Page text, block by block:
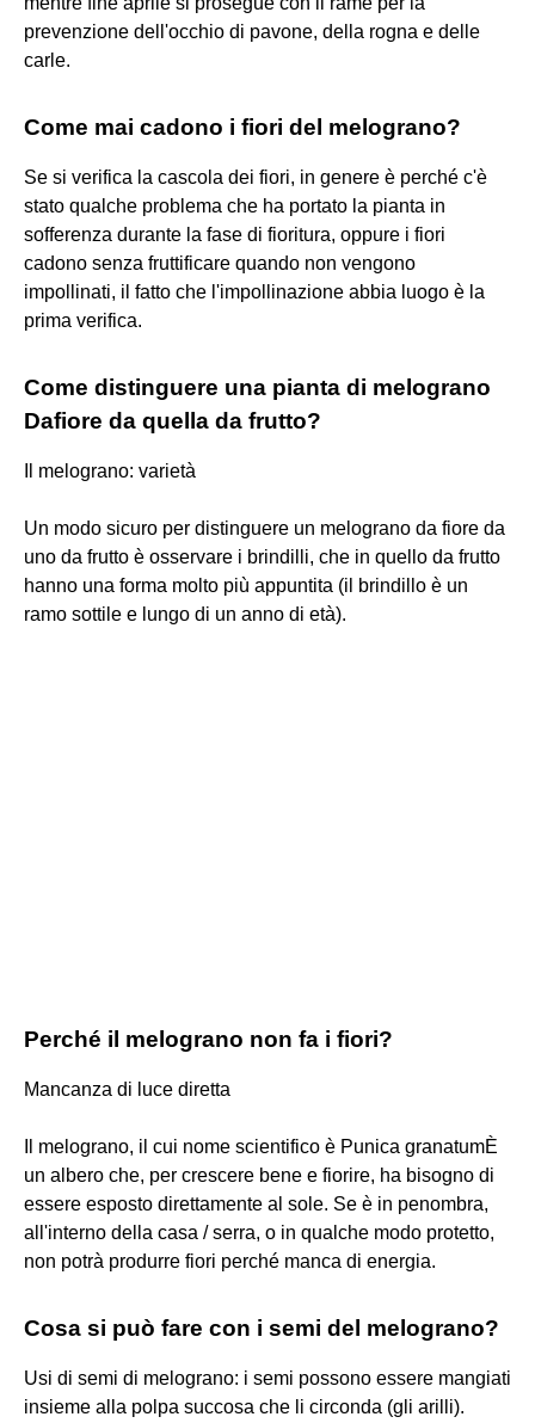
prevenzione dell'occhio di pavone, della rogna e delle
carle.
Come mai cadono i fiori del melograno?
Se si verifica la cascola dei fiori, in genere è perché c'è
stato qualche problema che ha portato la pianta in
sofferenza durante la fase di fioritura, oppure i fiori
cadono senza fruttificare quando non vengono
impollinati, il fatto che l'impollinazione abbia luogo è la
prima verifica.
Come distinguere una pianta di melograno
Dafiore da quella da frutto?
Il melograno: varietà
Un modo sicuro per distinguere un melograno da fiore da
uno da frutto è osservare i brindilli, che in quello da frutto
hanno una forma molto più appuntita (il brindillo è un
ramo sottile e lungo di un anno di età).
Perché il melograno non fa i fiori?
Mancanza di luce diretta
Il melograno, il cui nome scientifico è Punica granatumÈ
un albero che, per crescere bene e fiorire, ha bisogno di
essere esposto direttamente al sole. Se è in penombra,
all'interno della casa / serra, o in qualche modo protetto,
non potrà produrre fiori perché manca di energia.
Cosa si può fare con i semi del melograno?
Usi di semi di melograno: i semi possono essere mangiati
insieme alla polpa succosa che li circonda (gli arilli).